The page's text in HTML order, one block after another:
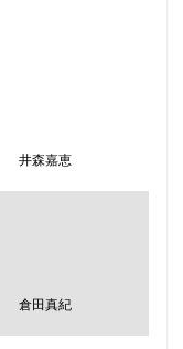
井森嘉恵
倉田真紀